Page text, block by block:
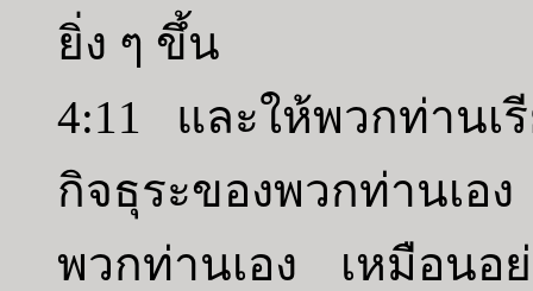
ยิ่ง ๆ ขึ้น
4:11 และให้พวกท่านเ
กิจธุระของพวกท่านเ
พวกท่านเอง เหมือนอ